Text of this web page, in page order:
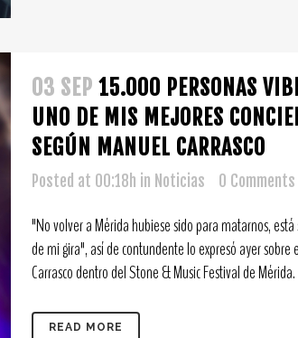
03 SEP 15.000 PERSONAS
UNO DE MIS MEJORES
SEGÚN MANUEL CARRASCO
Posted at 00:18h in Noticias 0 Comments
"No volver a Mérida hubiese sido para matarnos,
de mi gira", así de contundente lo expresó ayer
Carrasco dentro del Stone & Music Festival de
READ MORE